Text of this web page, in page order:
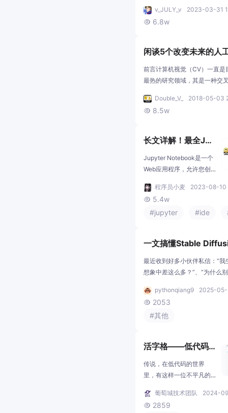
的LoRA/P-Tuning
微调、6B源码解读
调与实现
的推出，绝大部分公司的
技术 产品 服务，以及绝大
一遍类似iPhone的诞生 大
tore现在有了ChatGPT插
件/GPT应用商店，以后很
程(很快技术人员分两种，
一种懂GPT，一种不懂GP
v_JULY_v 2023-03-31
 6.8w
闲谈5个改变未来的人
V方向）
前言计算机视觉（CV）一直是
最热的研究领域，其是一种交
Theory, Systems,
ation Retrieval, Machine
Double_V_ 2018-05-03
 8.5w
长文详解！最全Jup
yter安装使用详解
Jupyter Notebook是一个
Web应用程序，允许您创
方程，可视化和说明文本
的文档。通俗来讲，Jupyt
er Notebook是以网页的形
码，代码的运行结果也会
直接在代码块下显示的程
序。
程序员小麦 2023-08-10
 5.4w
#jupyter
#ide
一文搞懂Stable
收藏这篇提示词合集就
攻略）
最近收到好多小伙伴私信：“
想象中差这么多？”、“为什么
在提示词（Prompt）上。提示
用对了能让AI变身神笔马良，
你已经是高手了）快打开
g！（私藏
pythonqiang9 2025-05-
 2053
#其他
活字格——低代码
界的“黑神话悟空”
传说，在低代码的世界
里，有这样一位不平凡的
世，石破天惊。活字格有
一句存世名言，也是葡萄
葡萄城技术团队 2024-
 2859